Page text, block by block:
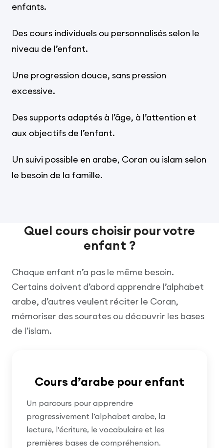
enfants.
Des cours individuels ou personnalisés selon le
niveau de l’enfant.
Une progression douce, sans pression
excessive.
Des supports adaptés à l’âge, à l’attention et
aux objectifs de l’enfant.
Un suivi possible en arabe, Coran ou islam selon
le besoin de la famille.
Quel cours choisir pour votre
enfant ?
Chaque enfant n’a pas le même besoin.
Certains doivent d’abord apprendre l’alphabet
arabe, d’autres veulent réciter le Coran,
mémoriser des sourates ou découvrir les bases
de l’islam.
Cours d’arabe pour enfant
Un parcours pour apprendre
progressivement l’alphabet arabe, la
lecture, l’écriture, le vocabulaire et les
premières bases de compréhension.